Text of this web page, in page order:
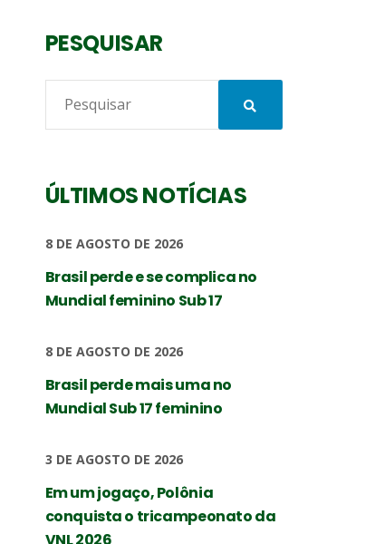
PESQUISAR
ÚLTIMOS NOTÍCIAS
8 DE AGOSTO DE 2026
Brasil perde e se complica no
Mundial feminino Sub 17
8 DE AGOSTO DE 2026
Brasil perde mais uma no
Mundial Sub 17 feminino
3 DE AGOSTO DE 2026
Em um jogaço, Polônia
conquista o tricampeonato da